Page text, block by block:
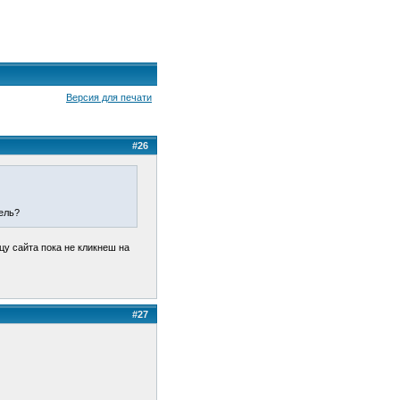
Версия для печати
#26
сайта пока не кликнеш на
#27